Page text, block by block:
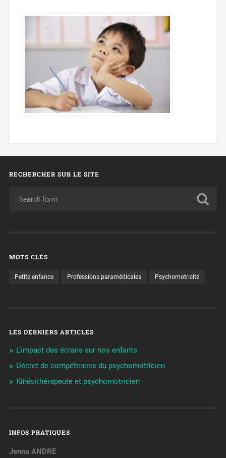
RECHERCHER SUR LE SITE
MOTS CLÉS
Petite enfance Professions paramédicales Psychomotricité
LES DERNIERS ARTICLES
L’impact des écrans sur nos enfants
Décret de compétences du psychomotricien
Kinésithérapeute et psychomotricien
INFOS PRATIQUES
Jenna ANDRE